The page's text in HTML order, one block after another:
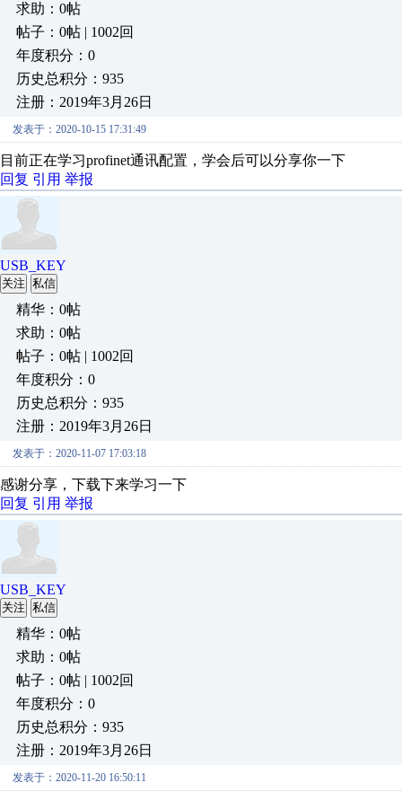
求助：0帖
帖子：0帖 | 1002回
年度积分：0
历史总积分：935
注册：2019年3月26日
发表于：2020-10-15 17:31:49
目前正在学习profinet通讯配置，学会后可以分享你一下
回复 引用 举报
USB_KEY
关注 私信
精华：0帖
求助：0帖
帖子：0帖 | 1002回
年度积分：0
历史总积分：935
注册：2019年3月26日
发表于：2020-11-07 17:03:18
感谢分享，下载下来学习一下
回复 引用 举报
USB_KEY
关注 私信
精华：0帖
求助：0帖
帖子：0帖 | 1002回
年度积分：0
历史总积分：935
注册：2019年3月26日
发表于：2020-11-20 16:50:11